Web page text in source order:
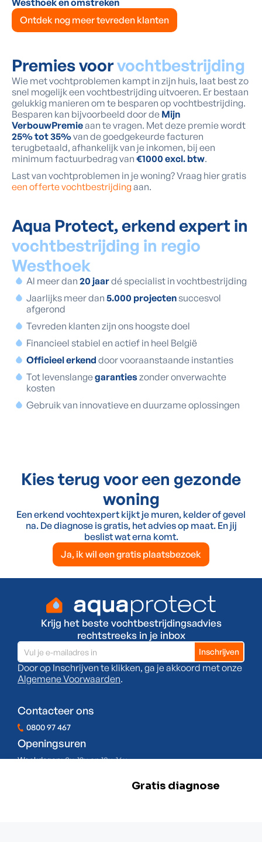
Ontdek nog meer tevreden klanten
Premies voorvochtbestrijding
Wie met vochtproblemen kampt in zijn huis, laat best zo
snel mogelijk een vochtbestrijding uitvoeren. Er bestaan
gelukkig manieren om te besparen op vochtbestrijding.
Besparen kan bijvoorbeeld door de Mijn
VerbouwPremieaan te vragen. Met deze premie wordt
25% tot 35%van de goedgekeurde facturen
terugbetaald, afhankelijk van je inkomen, bij een
minimum factuurbedrag van €1000 excl. btw.
Last van vochtproblemen in je woning? Vraag hier gratis
een offerte vochtbestrijding aan.
Aqua Protect, erkend expert in
vochtbestrijding in regio
Westhoek
Al meer dan 20 jaardé specialist in vochtbestrijding
Jaarlijks meer dan 5.000 projectensuccesvol
afgerond
Tevreden klanten zijn ons hoogste doel
Financieel stabiel en actief in heel België
Officieel erkend door vooraanstaande instanties
Tot levenslangegarantieszonder onverwachte
kosten
Gebruik van innovatieve en duurzame oplossingen
Kies terug voor een gezonde
woning
Een erkend vochtexpert kijkt je muren, kelder of gevel
na. De diagnose is gratis, het advies op maat. En jij
beslist wat erna komt.
Ja, ik wil een gratis plaatsbezoek
Krijg het beste vochtbestrijdingsadvies
rechtstreeks in je inbox
Door op Inschrijven te klikken, ga je akkoord met onze
Algemene Voorwaarden.
Contacteer ons
0800 97 467
Openingsuren
Weekdagen:8u-12u en 13u-16u